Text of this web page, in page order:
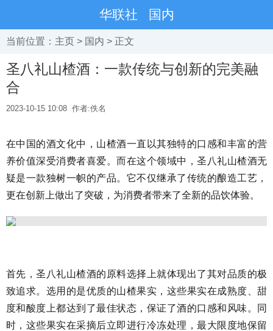
华联社 国内
当前位置： 主页 > 国内 > 正文
圣八礼山楂酒：一款传统与创新的完美融
合
2023-10-15 10:08 作者:佚名
在中国的酒文化中，山楂酒一直以其独特的口感和丰富的营
养价值深受消费者喜爱。而在这个领域中，圣八礼山楂酒无
疑是一款独树一帜的产品。它不仅继承了传统的酿造工艺，
更在创新上做出了突破，为消费者带来了全新的品饮体验。
首先，圣八礼山楂酒的原料选择上就体现出了其对品质的极
致追求。选用的是优质的山楂果实，这些果实在成熟度、甜
度和酸度上都达到了最佳状态，保证了酒的口感和风味。同
时，这些果实在采摘后立即进行冷冻处理，最大限度地保留